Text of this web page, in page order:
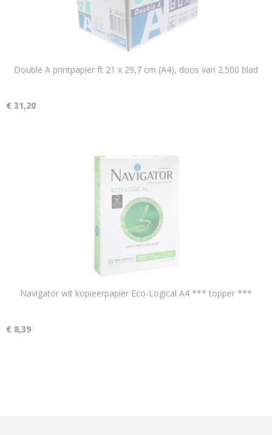
Double A printpapier ft 21 x 29,7 cm (A4), doos van 2.500 blad
€ 31,20
Navigator wit kopieerpapier Eco-Logical A4 *** topper ***
€ 8,39